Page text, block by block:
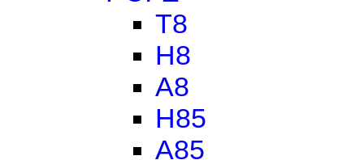
T8
H8
A8
H85
A85